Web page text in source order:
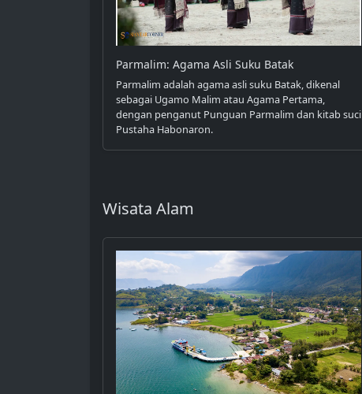
Parmalim: Agama Asli Suku Batak
Parmalim adalah agama asli suku Batak, dikenal
sebagai Ugamo Malim atau Agama Pertama,
dengan penganut Punguan Parmalim dan kitab suci
Pustaha Habonaron.
Wisata Alam